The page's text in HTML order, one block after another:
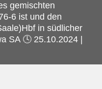
gemischten
6 ist und den
in südlicher
SA 🕓 25.10.2024 |